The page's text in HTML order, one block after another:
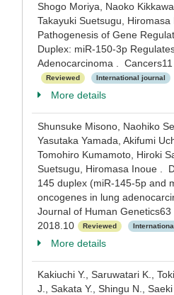
Shogo Moriya, Naoko
Takayuki Suetsugu,
Pathogenesis of Gene
Duplex: miR-150-3p
Adenocarcinoma .
Reviewed International journal
More details
Shunsuke Misono, Naohiko
Yasutaka Yamada, Akifumi
Tomohiro Kumamoto, Hiroki
Suetsugu, Hiromasa Inoue .
145 duplex (miR-145-5p and
oncogenes in lung
Journal of Human
2018.10
Reviewed
More details
Kakiuchi Y., Saruwatari K.,
J., Sakata Y., Shingu N., Saeki